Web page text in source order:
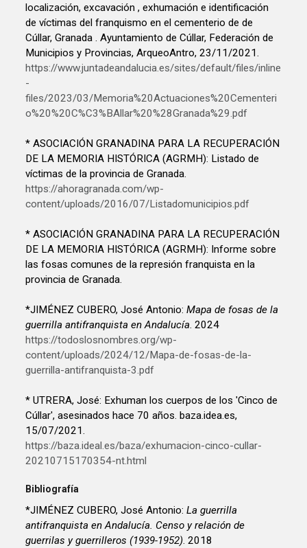
localización, excavación , exhumación e identificación
de víctimas del franquismo en el cementerio de de
Cúllar, Granada . Ayuntamiento de Cúllar, Federación de
Municipios y Provincias, ArqueoAntro, 23/11/2021.
https://www.juntadeandalucia.es/sites/default/files/inline
-
files/2023/03/Memoria%20Actuaciones%20Cementeri
o%20%20C%C3%BAllar%20%28Granada%29.pdf
* ASOCIACIÓN GRANADINA PARA LA RECUPERACIÓN
DE LA MEMORIA HISTÓRICA (AGRMH): Listado de
víctimas de la provincia de Granada.
https://ahoragranada.com/wp-
content/uploads/2016/07/Listadomunicipios.pdf
* ASOCIACIÓN GRANADINA PARA LA RECUPERACIÓN
DE LA MEMORIA HISTÓRICA (AGRMH): Informe sobre
las fosas comunes de la represión franquista en la
provincia de Granada.
*JIMÉNEZ CUBERO, José Antonio:Mapa de fosas de la
guerrilla antifranquista en Andalucía. 2024
https://todoslosnombres.org/wp-
content/uploads/2024/12/Mapa-de-fosas-de-la-
guerrilla-antifranquista-3.pdf
* UTRERA, José: Exhuman los cuerpos de los 'Cinco de
Cúllar', asesinados hace 70 años. baza.idea.es,
15/07/2021.
https://baza.ideal.es/baza/exhumacion-cinco-cullar-
20210715170354-nt.html
Bibliografía
*JIMÉNEZ CUBERO, José Antonio:La guerrilla
antifranquista en Andalucía. Censo y relación de
guerrilas y guerrilleros (1939-1952). 2018